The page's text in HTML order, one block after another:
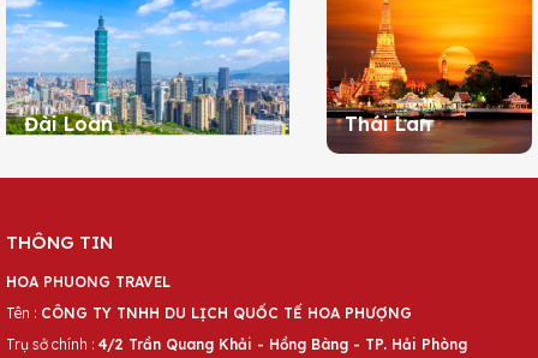
Đài Loan Thái Lan
THÔNG TIN
HOA PHUONG TRAVEL
Tên : CÔNG TY TNHH DU LỊCH QUỐC TẾ HOA PHƯỢNG
Trụ sở chính : 4/2 Trần Quang Khải - Hồng Bàng - TP. Hải Phòng